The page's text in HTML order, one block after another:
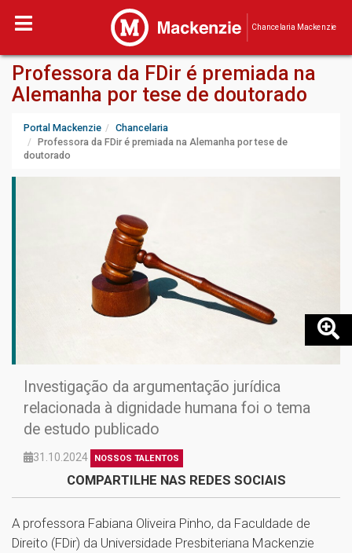
Chancelaria Mackenzie
Professora da FDir é premiada na
Alemanha por tese de doutorado
Portal Mackenzie
Chancelaria
Professora da FDir é premiada na Alemanha por tese de
doutorado
Investigação da argumentação jurídica
relacionada à dignidade humana foi o tema
de estudo publicado
31.10.2024 NOSSOS TALENTOS
COMPARTILHE NAS REDES SOCIAIS
A professora Fabiana Oliveira Pinho, da Faculdade de
Direito (FDir) da Universidade Presbiteriana Mackenzie